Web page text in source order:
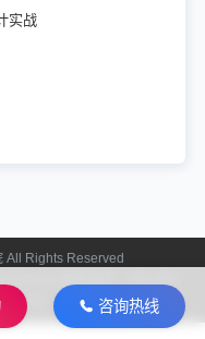
实战
All Rights Reserved
2006
咨询热线